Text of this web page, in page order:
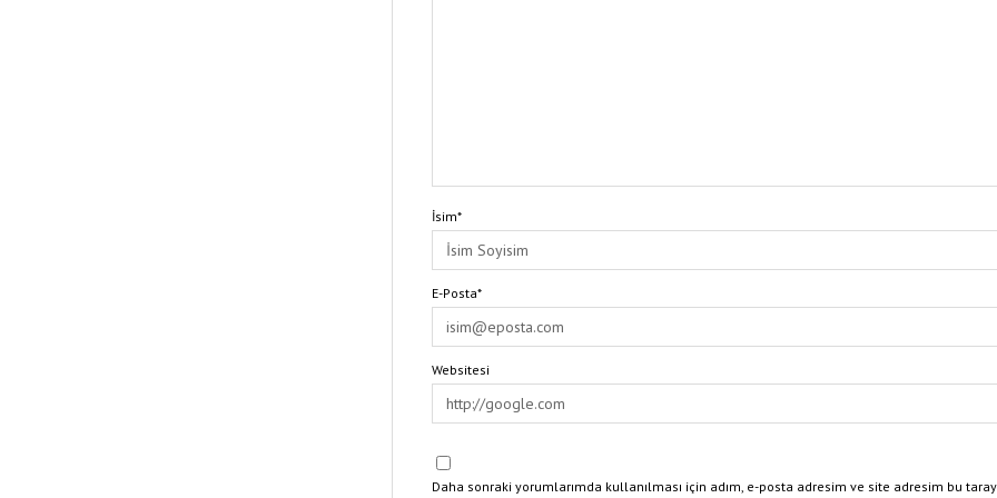
İsim*
E-Posta*
Websitesi
Daha sonraki yorumlarımda kullanılması için adım, e-posta adresim ve site adresim bu